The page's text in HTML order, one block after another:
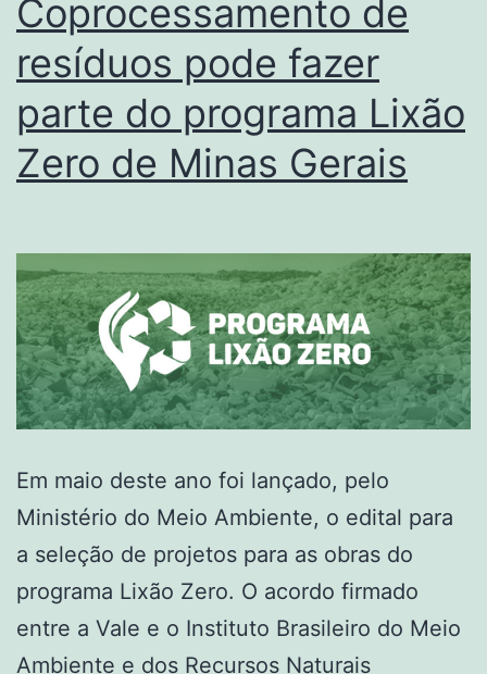
Coprocessamento de
resíduos pode fazer
parte do programa Lixão
Zero de Minas Gerais
Em maio deste ano foi lançado, pelo
Ministério do Meio Ambiente, o edital para
a seleção de projetos para as obras do
programa Lixão Zero. O acordo firmado
entre a Vale e o Instituto Brasileiro do Meio
Ambiente e dos Recursos Naturais